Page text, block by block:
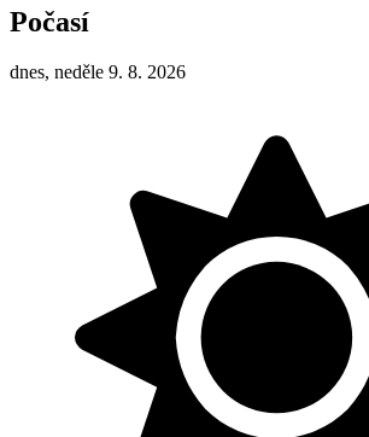
Počasí
dnes, neděle 9. 8. 2026